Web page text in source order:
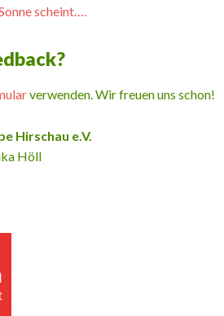
scheint….
verwenden. Wir freuen uns schon!
Hirschau e.V.
Höll